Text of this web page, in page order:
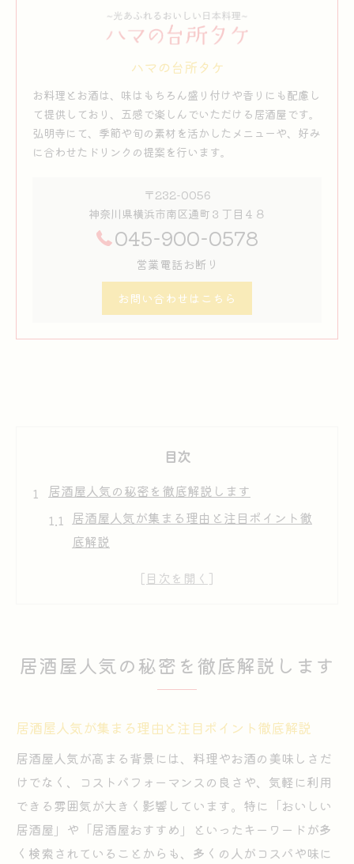
ハマの台所タケ
お料理とお酒は、味はもちろん盛り付けや香りにも配慮し
て提供しており、五感で楽しんでいただける居酒屋です。
弘明寺にて、季節や旬の素材を活かしたメニューや、好み
に合わせたドリンクの提案を行います。
〒232-0056
神奈川県横浜市南区通町３丁目４８
045-900-0578
営業電話お断り
お問い合わせはこちら
目次
居酒屋人気の秘密を徹底解説します
居酒屋人気が集まる理由と注目ポイント徹
底解説
口コミで話題の居酒屋人気店が選ばれる背
説
居酒屋人気が高い理由と支持されるヒント
紹介
居酒屋が人気となるメニューの傾向と魅力
を知る
居酒屋人気ランキング常連店のこだわりポ
イント
居酒屋人気の秘密を徹底解説します
居酒屋人気が集まる理由と注目ポイント徹底解説
居酒屋人気が高まる背景には、料理やお酒の美味しさだ
けでなく、コストパフォーマンスの良さや、気軽に利用
できる雰囲気が大きく影響しています。特に「おいしい
居酒屋」や「居酒屋おすすめ」といったキーワードが多
く検索されていることからも、多くの人がコスパや味に